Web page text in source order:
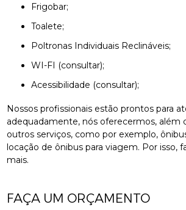
Frigobar;
Toalete;
Poltronas Individuais Reclináveis;
WI-FI (consultar);
Acessibilidade (consultar);
Nossos profissionais estão prontos para
adequadamente, nós oferecermos, além
outros serviços, como por exemplo,
locação de ônibus para viagem. Por isso,
mais.
FAÇA UM ORÇAMENTO